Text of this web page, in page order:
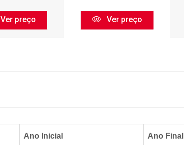
Ver preço Ver preço
Ano Inicial Ano Final